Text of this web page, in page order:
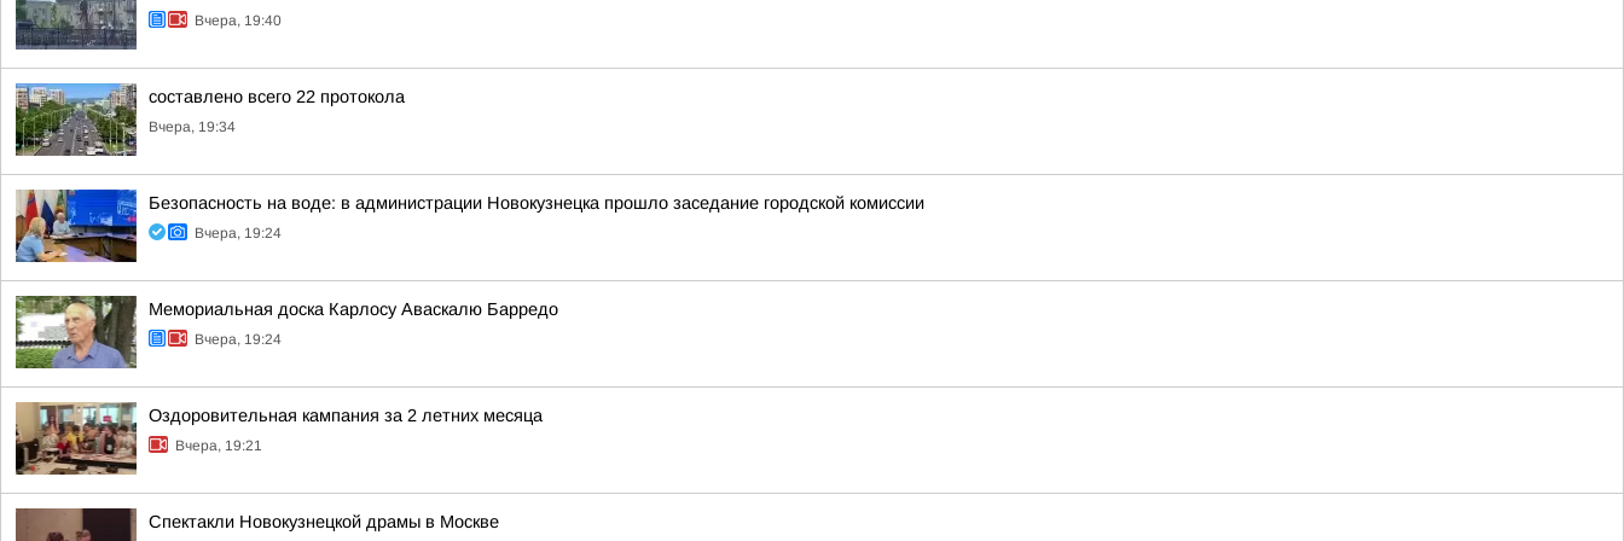
Вчера, 19:40
составлено всего 22 протокола
Вчера, 19:34
Безопасность на воде: в администрации Новокузнецка прошло заседание городской комиссии
Вчера, 19:24
Мемориальная доска Карлосу Аваскалю Барредо
Вчера, 19:24
Оздоровительная кампания за 2 летних месяца
Вчера, 19:21
Спектакли Новокузнецкой драмы в Москве